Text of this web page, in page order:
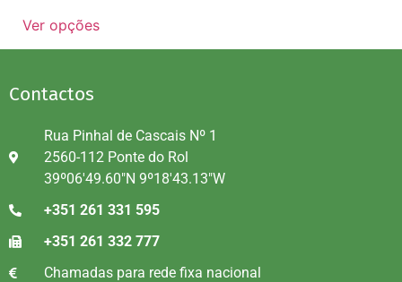
Ver opções
Contactos
Rua Pinhal de Cascais Nº 1
2560-112 Ponte do Rol
39º06'49.60"N 9º18'43.13"W
+351 261 331 595
+351 261 332 777
Chamadas para rede fixa nacional